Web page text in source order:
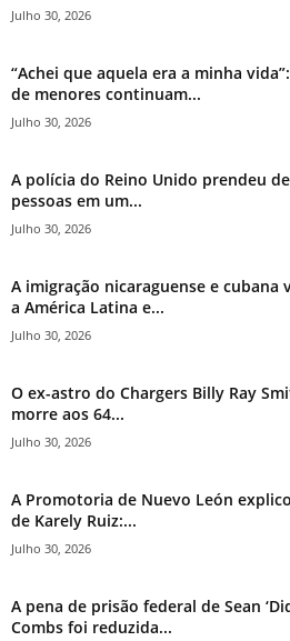
Julho 30, 2026
“Achei que aquela era a minha
de menores continuam...
Julho 30, 2026
A polícia do Reino Unido prendeu
pessoas em um...
Julho 30, 2026
A imigração nicaraguense e cubana
a América Latina e...
Julho 30, 2026
O ex-astro do Chargers Billy Ray
morre aos 64...
Julho 30, 2026
A Promotoria de Nuevo León
de Karely Ruiz:...
Julho 30, 2026
A pena de prisão federal de Sean
Combs foi reduzida...